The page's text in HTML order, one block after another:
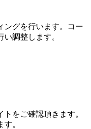
ングを行います。コー
調整します。
をご確認頂きます。
。